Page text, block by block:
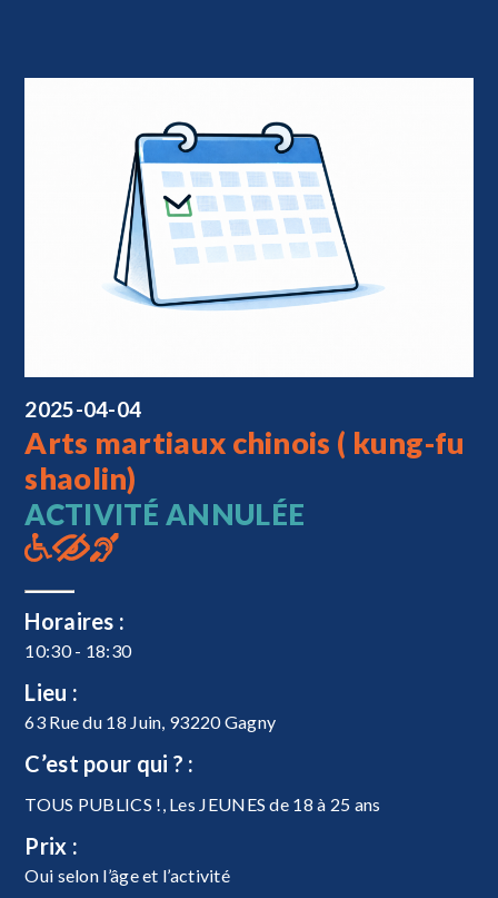
2025-04-04
Arts martiaux chinois ( kung-fu
shaolin)
ACTIVITÉ ANNULÉE
Horaires :
10:30 - 18:30
Lieu :
63 Rue du 18 Juin, 93220 Gagny
C’est pour qui ? :
TOUS PUBLICS !, Les JEUNES de 18 à 25 ans
Prix :
Oui selon l’âge et l’activité